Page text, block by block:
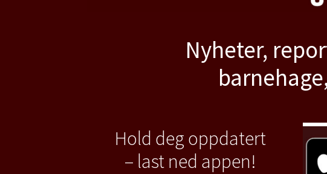
Nyheter,
Hold deg oppdatert
– last ned appen!